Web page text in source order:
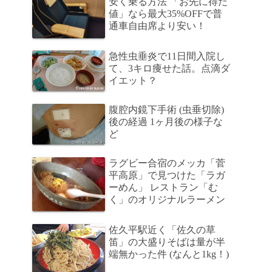
値」なら最大35%OFFで普
通車自由席より安い！
急性虫垂炎で11日間入院し
て、3キロ痩せた話。点滴ダ
イエット？
腹腔内鏡下手術 (虫垂切除)
後の経過 1ヶ月後の様子な
ど
ラグビー合宿のメッカ「菅
平高原」で見つけた「ラガ
ーめん」 レストラン「む
く」のオリジナルラーメン
佐久平駅近く「佐久の草
笛」の大盛りそばは量が半
端無かった件 (なんと1kg！)